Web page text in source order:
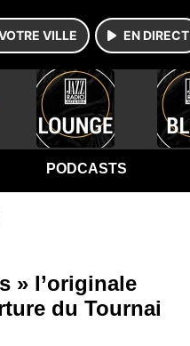
VILLE EN DIRECT
PODCASTS
» l’originale
du Tournai